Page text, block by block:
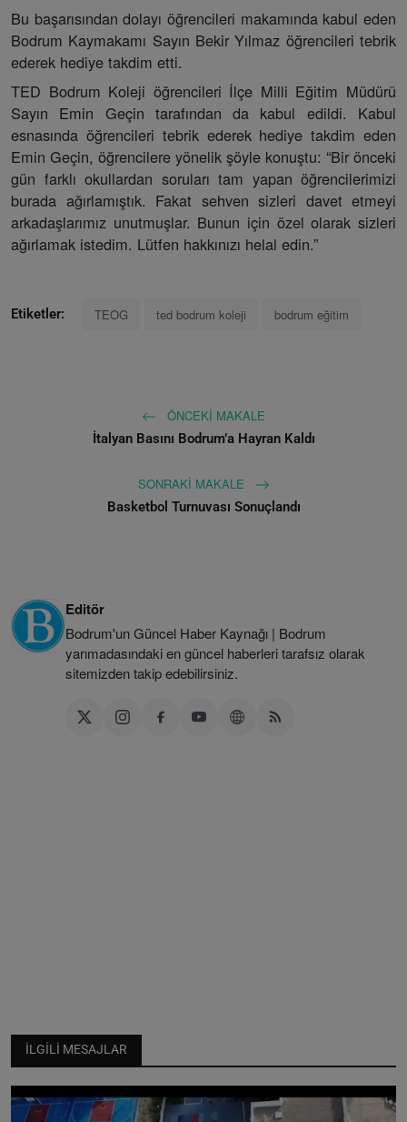
Bu başarısından dolayı öğrencileri makamında kabul eden
Bodrum Kaymakamı Sayın Bekir Yılmaz öğrencileri tebrik
ederek hediye takdim etti.
TED Bodrum Koleji öğrencileri İlçe Milli Eğitim Müdürü
Sayın Emin Geçin tarafından da kabul edildi. Kabul
esnasında öğrencileri tebrik ederek hediye takdim eden
Emin Geçin, öğrencilere yönelik şöyle konuştu: “Bir önceki
gün farklı okullardan soruları tam yapan öğrencilerimizi
burada ağırlamıştık. Fakat sehven sizleri davet etmeyi
arkadaşlarımız unutmuşlar. Bunun için özel olarak sizleri
ağırlamak istedim. Lütfen hakkınızı helal edin.”
Etiketler: TEOG ted bodrum koleji bodrum eğitim
ÖNCEKI MAKALE
İtalyan Basını Bodrum’a Hayran Kaldı
SONRAKI MAKALE
Basketbol Turnuvası Sonuçlandı
Editör
Bodrum'un Güncel Haber Kaynağı | Bodrum
yarımadasındaki en güncel haberleri tarafsız olarak
sitemizden takip edebilirsiniz.
İLGILI MESAJLAR